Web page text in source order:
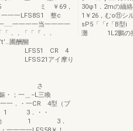
ミ ￥69，
一一一LFS8S1 整c
……一一一一当一一一一
．．「「『．．
圃酬醐
CR 4
イ摩り
さ
一＿−L三喚
一CR 4型（ブ
1 3．・・
嘱縛勃 1 3．
30φ1．2m
1￥26，む
sP5「「r
灘 1L2鵬の